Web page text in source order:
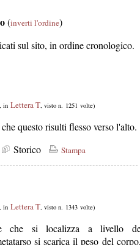
(inverti l'ordine)
sul sito, in ordine cronologico.
in Lettera T, visto n. 1251 volte)
questo risulti flesso verso l'alto.
Storico Stampa
in Lettera T, visto n. 1343 volte)
che si localizza a livello
si scarica il peso del